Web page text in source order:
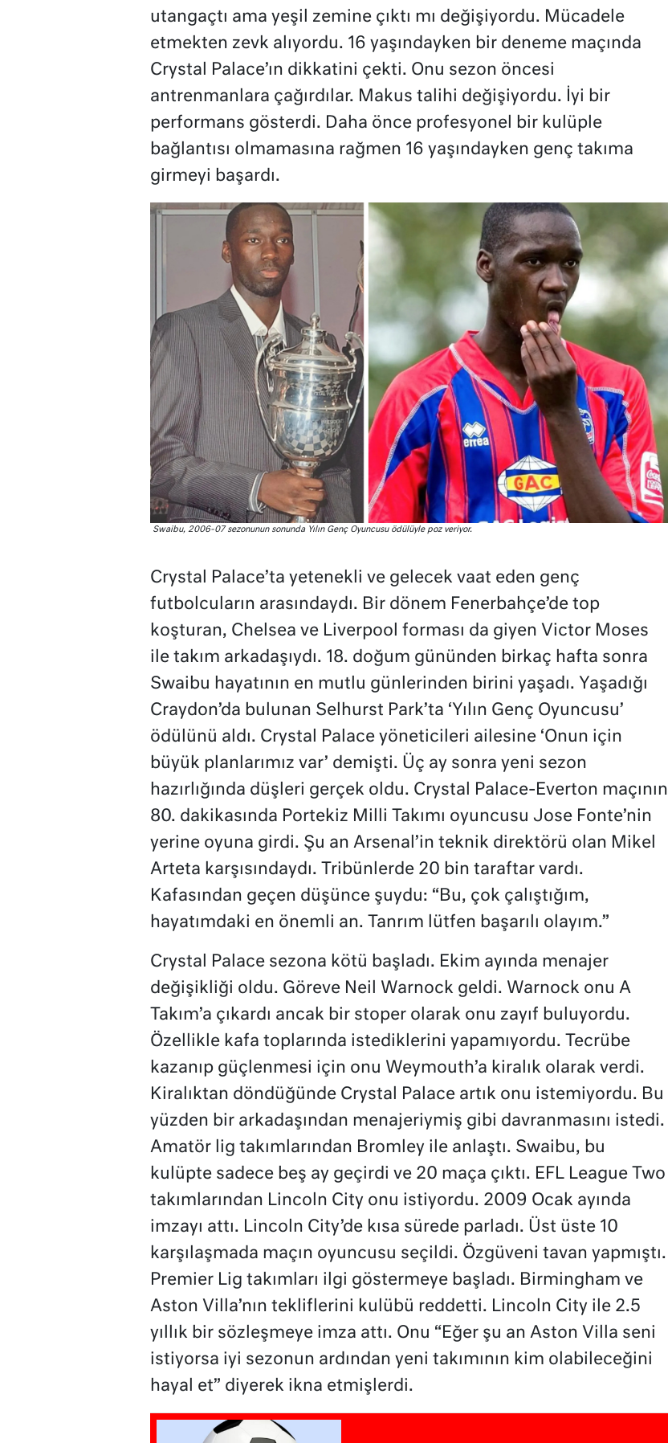
utangaçtı ama yeşil zemine çıktı mı değişiyordu. Mücadele
etmekten zevk alıyordu. 16 yaşındayken bir deneme maçında
Crystal Palace’ın dikkatini çekti. Onu sezon öncesi
antrenmanlara çağırdılar. Makus talihi değişiyordu. İyi bir
performans gösterdi. Daha önce profesyonel bir kulüple
bağlantısı olmamasına rağmen 16 yaşındayken genç takıma
girmeyi başardı.
Swaibu, 2006-07 sezonunun sonunda Yılın Genç Oyuncusu ödülüyle poz veriyor.
Crystal Palace’ta yetenekli ve gelecek vaat eden genç
futbolcuların arasındaydı. Bir dönem Fenerbahçe’de top
koşturan, Chelsea ve Liverpool forması da giyen Victor Moses
ile takım arkadaşıydı. 18. doğum gününden birkaç hafta sonra
Swaibu hayatının en mutlu günlerinden birini yaşadı. Yaşadığı
Craydon’da bulunan Selhurst Park’ta ‘Yılın Genç Oyuncusu’
ödülünü aldı. Crystal Palace yöneticileri ailesine ‘Onun için
büyük planlarımız var’ demişti. Üç ay sonra yeni sezon
hazırlığında düşleri gerçek oldu. Crystal Palace-Everton maçının
80. dakikasında Portekiz Milli Takımı oyuncusu Jose Fonte’nin
yerine oyuna girdi. Şu an Arsenal’in teknik direktörü olan Mikel
Arteta karşısındaydı. Tribünlerde 20 bin taraftar vardı.
Kafasından geçen düşünce şuydu: “Bu, çok çalıştığım,
hayatımdaki en önemli an. Tanrım lütfen başarılı olayım.”
Crystal Palace sezona kötü başladı. Ekim ayında menajer
değişikliği oldu. Göreve Neil Warnock geldi. Warnock onu A
Takım’a çıkardı ancak bir stoper olarak onu zayıf buluyordu.
Özellikle kafa toplarında istediklerini yapamıyordu. Tecrübe
kazanıp güçlenmesi için onu Weymouth’a kiralık olarak verdi.
Kiralıktan döndüğünde Crystal Palace artık onu istemiyordu. Bu
yüzden bir arkadaşından menajeriymiş gibi davranmasını istedi.
Amatör lig takımlarından Bromley ile anlaştı. Swaibu, bu
kulüpte sadece beş ay geçirdi ve 20 maça çıktı. EFL League Two
takımlarından Lincoln City onu istiyordu. 2009 Ocak ayında
imzayı attı. Lincoln City’de kısa sürede parladı. Üst üste 10
karşılaşmada maçın oyuncusu seçildi. Özgüveni tavan yapmıştı.
Premier Lig takımları ilgi göstermeye başladı. Birmingham ve
Aston Villa’nın tekliflerini kulübü reddetti. Lincoln City ile 2.5
yıllık bir sözleşmeye imza attı. Onu “Eğer şu an Aston Villa seni
istiyorsa iyi sezonun ardından yeni takımının kim olabileceğini
hayal et” diyerek ikna etmişlerdi.